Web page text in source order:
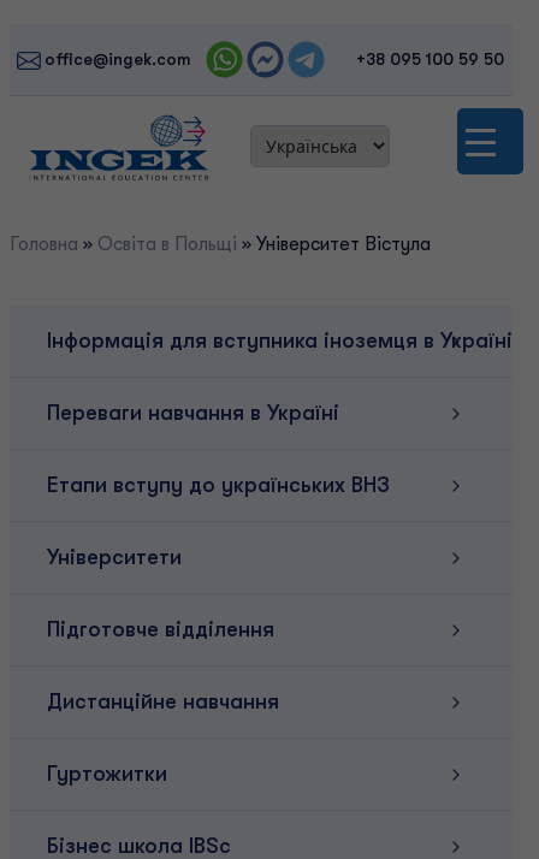
contentoffice@ingek.com +38 095 100 59 50
Головна » Освіта в Польщі » Університет Вістула
Інформація для вступника іноземця в Україні
Переваги навчання в Україні
Етапи вступу до українських ВНЗ
Університети
Підготовче відділення
Дистанційне навчання
Гуртожитки
Бізнес школа IBSc